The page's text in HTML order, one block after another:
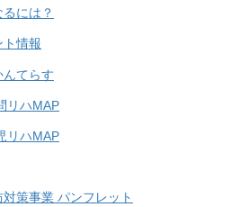
には？
ト情報
てらす
リハMAP
リハMAP
策事業 パンフレット